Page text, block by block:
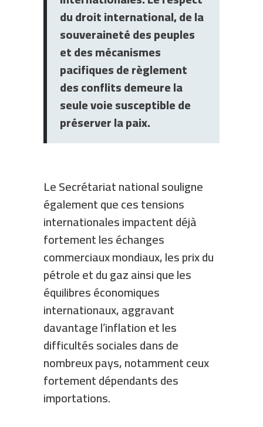
du droit international, de la
souveraineté des peuples
et des mécanismes
pacifiques de règlement
des conflits demeure la
seule voie susceptible de
préserver la paix.
Le Secrétariat national souligne
également que ces tensions
internationales impactent déjà
fortement les échanges
commerciaux mondiaux, les prix du
pétrole et du gaz ainsi que les
équilibres économiques
internationaux, aggravant
davantage l’inflation et les
difficultés sociales dans de
nombreux pays, notamment ceux
fortement dépendants des
importations.